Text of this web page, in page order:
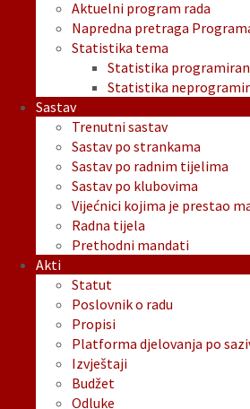
Aktuelni program rada
Napredna pretraga
Statistika tema
Statistika
Statistika
Sastav
Trenutni sastav
Sastav po strankama
Sastav po radnim tijelima
Sastav po klubovima
Vijećnici kojima je prestao
Radna tijela
Prethodni mandati
Akti
Statut
Poslovnik o radu
Propisi
Platforma djelovanja po
Izvještaji
Budžet
Odluke